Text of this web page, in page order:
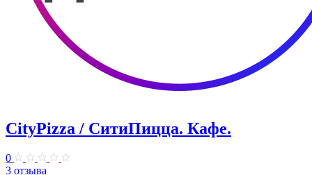
CityPizza / СитиПицца. Кафе.
0
3 отзыва